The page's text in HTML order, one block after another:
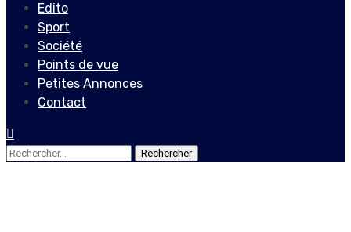
Edito
Sport
Société
Points de vue
Petites Annonces
Contact
Rechercher :